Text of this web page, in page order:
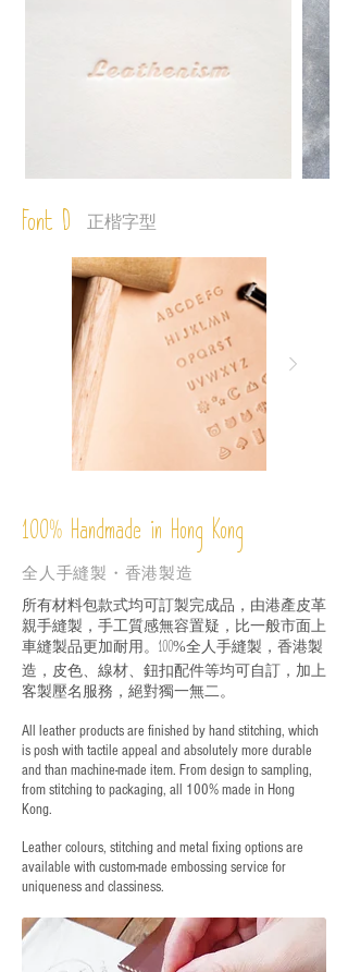
Font D 正楷字型
100% Handmade in Hong Kong
全人手縫製・香港製造
所有材料包款式均可訂製完成品，由港產皮革
親手縫製，手工質感無容置疑，比一般市面上
車縫製品更加耐用。 100%全人手縫製，香港製
造，皮色、線材、鈕扣配件等均可自訂，加上
客製壓名服務，絕對獨一無二。
All leather products are finished by hand stitching, which
is posh with tactile appeal and absolutely more durable
and than machine-made item. From design to sampling,
from stitching to packaging, all 100% made in Hong
Kong.
Leather colours, stitching and metal fixing options are
available with custom-made embossing service for
uniqueness and classiness.